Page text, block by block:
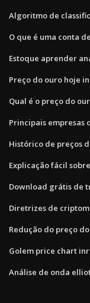
Algoritmo de
O que é uma conta
Estoque aprender
Preço do ouro hoje
Qual é o preço do
Principais empresas
Histórico de preços
Explicação fácil
Download grátis de
Diretrizes de
Redução do preço
Golem price chart inr
Análise de onda